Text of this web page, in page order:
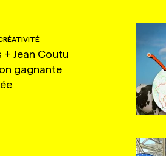
+ Jean Coutu
gagnante